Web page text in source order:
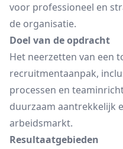
voor professioneel en
de organisatie.
Doel van de opdracht
Het neerzetten van een
recruitmentaanpak,
processen en
duurzaam aantrekkelijk
arbeidsmarkt.
Resultaatgebieden